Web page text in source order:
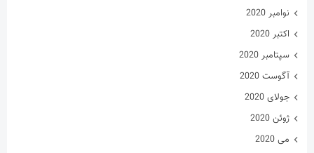
نوامبر 2020
اکتبر 2020
سپتامبر 2020
آگوست 2020
جولای 2020
ژوئن 2020
می 2020